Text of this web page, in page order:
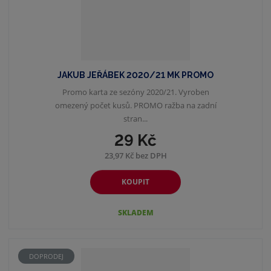
JAKUB JEŘÁBEK 2020/21 MK PROMO
29 Kč
23,97 Kč bez DPH
KOUPIT
SKLADEM
Promo karta ze sezóny 2020/21. Vyroben
omezený počet kusů. PROMO ražba na zadní
stran...
DOPRODEJ